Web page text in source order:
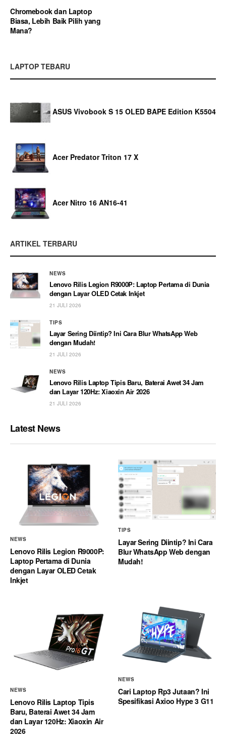
Chromebook dan Laptop
Biasa, Lebih Baik Pilih yang
Mana?
LAPTOP TEBARU
ASUS Vivobook S 15 OLED BAPE Edition K5504
Acer Predator Triton 17 X
Acer Nitro 16 AN16-41
ARTIKEL TERBARU
NEWS
Lenovo Rilis Legion R9000P: Laptop Pertama di Dunia
dengan Layar OLED Cetak Inkjet
21 JULI 2026
TIPS
Layar Sering Diintip? Ini Cara Blur WhatsApp Web
dengan Mudah!
21 JULI 2026
NEWS
Lenovo Rilis Laptop Tipis Baru, Baterai Awet 34 Jam
dan Layar 120Hz: Xiaoxin Air 2026
21 JULI 2026
Latest News
NEWS
Lenovo Rilis Legion R9000P:
Laptop Pertama di Dunia
dengan Layar OLED Cetak
Inkjet
TIPS
Layar Sering Diintip? Ini Cara
Blur WhatsApp Web dengan
Mudah!
NEWS
Lenovo Rilis Laptop Tipis
Baru, Baterai Awet 34 Jam
dan Layar 120Hz: Xiaoxin Air
2026
NEWS
Cari Laptop Rp3 Jutaan? Ini
Spesifikasi Axioo Hype 3 G11